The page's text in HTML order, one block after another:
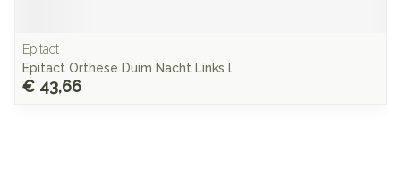
Epitact
Epitact Orthese Duim Nacht Links l
€ 43,66